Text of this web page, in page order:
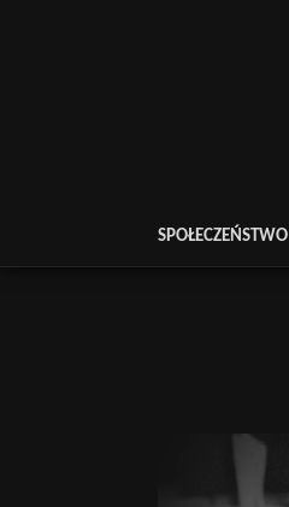
SPOŁECZEŃSTWO